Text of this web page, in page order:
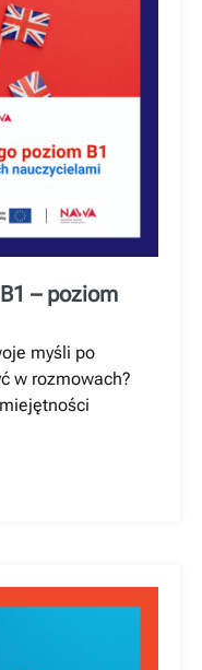
– poziom
myśli po
w rozmowach?